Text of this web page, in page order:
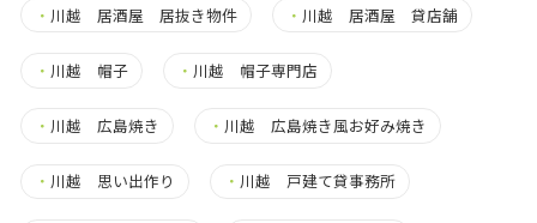
・ 川越 居酒屋 居抜き物件 ・ 川越 居酒屋 貸店舗
・ 川越 帽子 ・ 川越 帽子専門店
・ 川越 広島焼き ・ 川越 広島焼き風お好み焼き
・ 川越 思い出作り ・ 川越 戸建て貸事務所